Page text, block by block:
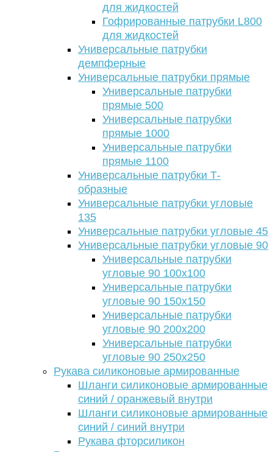
для жидкостей
Гофрированные патрубки L800
для жидкостей
Универсальные патрубки
демпферные
Универсальные патрубки прямые
Универсальные патрубки
прямые 500
Универсальные патрубки
прямые 1000
Универсальные патрубки
прямые 1100
Универсальные патрубки Т-
образные
Универсальные патрубки угловые
135
Универсальные патрубки угловые 45
Универсальные патрубки угловые 90
Универсальные патрубки
угловые 90 100х100
Универсальные патрубки
угловые 90 150х150
Универсальные патрубки
угловые 90 200х200
Универсальные патрубки
угловые 90 250х250
Рукава силиконовые армированные
Шланги силиконовые армированные
синий / оранжевый внутри
Шланги силиконовые армированные
синий / синий внутри
Рукава фторсиликон